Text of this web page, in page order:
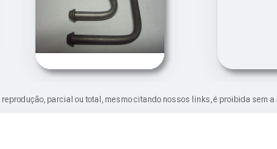
reprodução, parcial ou total, mesmo citando nossos links, é proibida sem